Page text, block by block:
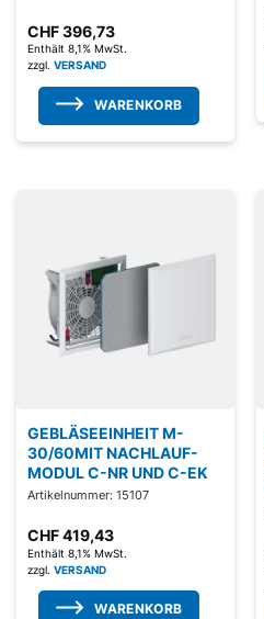
CHF396,73
Enthält 8,1% MwSt.
zzgl. VERSAND
WARENKORB
GEBLÄSEEINHEIT M-
30/60MIT NACHLAUF-
MODUL C-NR UND C-EK
Artikelnummer: 15107
CHF419,43
Enthält 8,1% MwSt.
zzgl. VERSAND
WARENKORB